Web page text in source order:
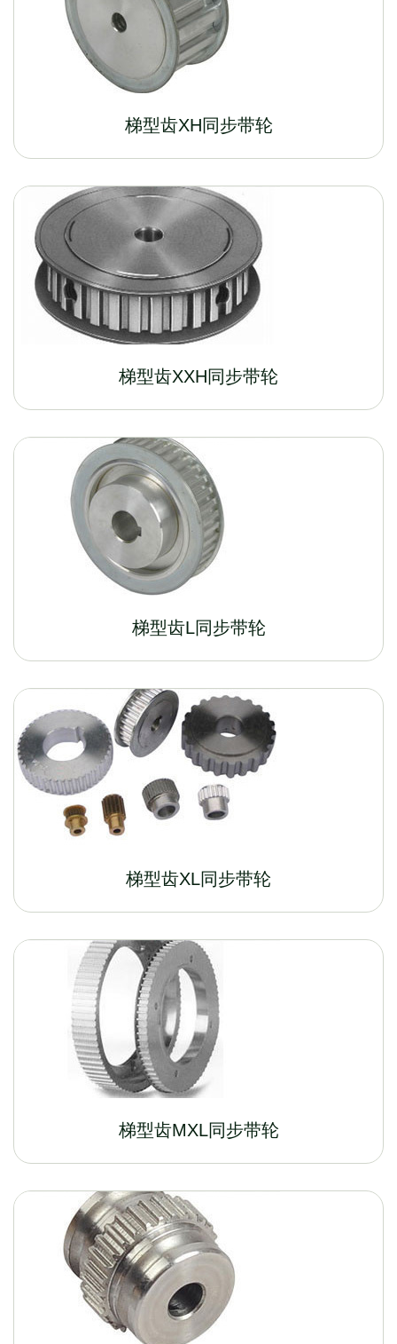
梯型齿XH同步带轮
梯型齿XXH同步带轮
梯型齿L同步带轮
梯型齿XL同步带轮
梯型齿MXL同步带轮